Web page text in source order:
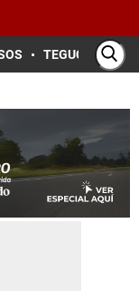
TEGUCIGALPA